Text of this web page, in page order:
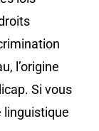
l’origine
Si vous
linguistique